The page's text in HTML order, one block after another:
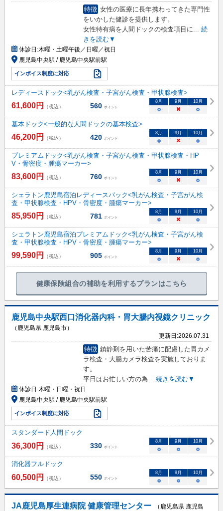
特徴 女性の医療に長年携わってきた専門性
をいかした健診を提供します。
女性特有病を人間ドックの検査項目に
続
きを読む▼
休診日:木曜・土曜午後／日曜／祝日
鹿児島中央駅 / 鹿児島中央駅前駅
インボイス制度に対応
レディースドック<乳がん検査・子宮がん検査・甲状腺検査>
61,600円 （税込） 560 ポイント
8 月 9 月 10月
○ × ○
基本ドック<一般的な人間ドックの基本検査>
46,200円 （税込） 420 ポイント
8 月 9 月 10月
○ × ○
プレミアムドック<乳がん検査・子宮がん検査・甲状腺検査・HP
V・骨密度・腫瘍マーカー>
83,600円 （税込） 760 ポイント
8 月 9 月 10月
○ × ○
シェラトン鹿児島宿泊レディースパック<乳がん検査・子宮がん検
査・甲状腺検査・HPV・骨密度・腫瘍マーカー>
85,950円 （税込） 781 ポイント
8 月 9 月 10月
○ × ○
シェラトン鹿児島宿泊プレミアムドック<乳がん検査・子宮がん検
査・甲状腺検査・HPV・骨密度・腫瘍マーカー>
99,590円 （税込） 905 ポイント
8 月 9 月 10月
○ × ○
健康保険組合の補助を利用するプランはこちら
鹿児島中央駅西口消化器内科・胃大腸内視鏡クリニック
（鹿児島県 鹿児島市）
更新日:2026.07.31
特徴 鎮静剤を用いた苦痛に配慮した胃カメ
ラ検査・大腸カメラ検査を実施しておりま
す。
平日はお忙しい方の為... 続きを読む▼
休診日:木曜・日曜・祝日
鹿児島中央駅 / 鹿児島中央駅前駅
インボイス制度に対応
スタンダード人間ドック
36,300円 （税込） 330 ポイント
8月 9月 10月
○ ○ ○
消化器フルドック
60,500円 （税込） 550 ポイント
8月 9月 10月
○ ○ ○
JA鹿児島厚生連病院 健康管理センター （鹿児島県 鹿児島